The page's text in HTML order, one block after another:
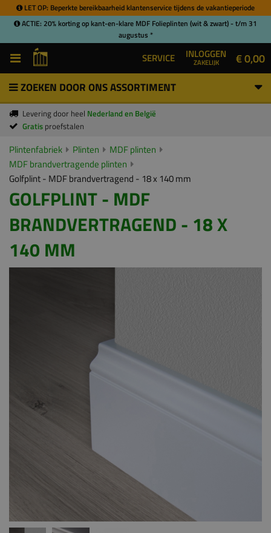
LET OP: Beperkte bereikbaarheid klantenservice tijdens de vakantieperiode
ACTIE: 20% korting op kant-en-klare MDF Folieplinten (wit & zwart) - t/m 31
augustus *
SERVICE INLOGGEN
ZAKELIJK € 0,00
ZOEKEN DOOR ONS ASSORTIMENT
Levering door heel Nederland en België
Gratis proefstalen
Plintenfabriek Plinten
MDF plinten
MDF brandvertragende plinten
Golfplint - MDF brandvertragend - 18 x 140 mm
GOLFPLINT - MDF
BRANDVERTRAGEND - 18 X
140 MM